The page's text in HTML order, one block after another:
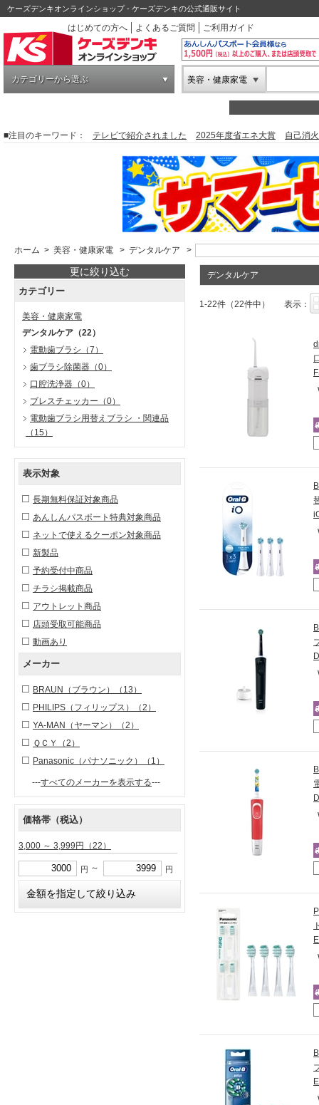
ケーズデンキオンラインショップ - ケーズデンキの公式通販サイト
はじめての方へ よくあるご質問 ご利用ガイド
カテゴリーから選ぶ 美容・健康家電
■注目のキーワード： テレビで紹介されました 2025年度省エネ大賞 自己消
ホーム > 美容・健康家電 > デンタルケア >
更に絞り込む
カテゴリー
美容・健康家電
デンタルケア （22）
電動歯ブラシ （7）
歯ブラシ除菌器 （0）
口腔洗浄器 （0）
ブレスチェッカー （0）
電動歯ブラシ用替えブラシ ・関連品
（15）
表示対象
長期無料保証対象商品
あんしんパスポート特典対象商品
ネットで使えるクーポン対象商品
新製品
予約受付中商品
チラシ掲載商品
アウトレット商品
店頭受取可能商品
動画あり
メーカー
BRAUN（ブラウン）
（13）
PHILIPS（フィリップス）
（2）
YA-MAN（ヤーマン）
（2）
ＱＣＹ
（2）
Panasonic（パナソニック）
（1）
---すべてのメーカーを表示する---
価格帯（税込）
3,000 ～ 3,999円 （22）
円 ～ 円
デンタルケア
1-22件（22件中） 表示：